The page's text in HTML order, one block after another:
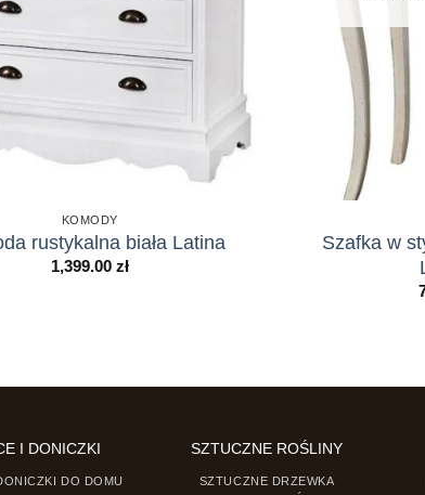
KOMODY
rustykalna biała Latina
1,399.00 zł
Szafka w
I DONICZKI
DO DOMU
SZTUCZNE ROŚLINY
SZTUCZNE DRZEWKA